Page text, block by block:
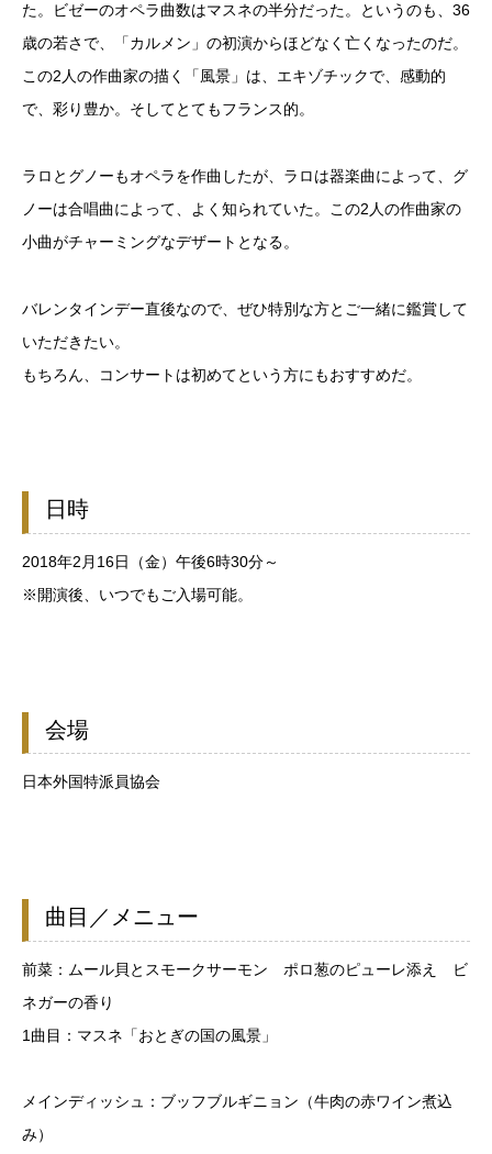
た。ビゼーのオペラ曲数はマスネの半分だった。というのも、36
歳の若さで、「カルメン」の初演からほどなく亡くなったのだ。
この2人の作曲家の描く「風景」は、エキゾチックで、感動的
で、彩り豊か。そしてとてもフランス的。
ラロとグノーもオペラを作曲したが、ラロは器楽曲によって、グ
ノーは合唱曲によって、よく知られていた。この2人の作曲家の
小曲がチャーミングなデザートとなる。
バレンタインデー直後なので、ぜひ特別な方とご一緒に鑑賞して
いただきたい。
もちろん、コンサートは初めてという方にもおすすめだ。
日時
2018年2月16日（金）午後6時30分～
※開演後、いつでもご入場可能。
会場
日本外国特派員協会
曲目／メニュー
前菜：ムール貝とスモークサーモン ポロ葱のピューレ添え ビ
ネガーの香り
1曲目：マスネ「おとぎの国の風景」
メインディッシュ：ブッフブルギニョン（牛肉の赤ワイン煮込
み）